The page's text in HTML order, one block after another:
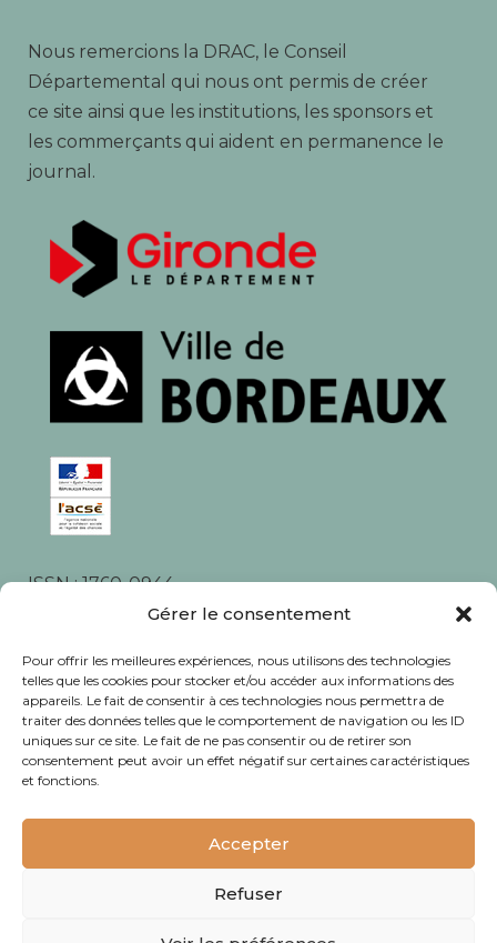
Gérer le consentement
Pour offrir les meilleures expériences, nous utilisons des technologies
telles que les cookies pour stocker et/ou accéder aux informations des
appareils. Le fait de consentir à ces technologies nous permettra de
traiter des données telles que le comportement de navigation ou les ID
uniques sur ce site. Le fait de ne pas consentir ou de retirer son
consentement peut avoir un effet négatif sur certaines caractéristiques
et fonctions.
Accepter
Refuser
Nous remercions la DRAC, le Conseil
Départemental qui nous ont permis de créer
ce site ainsi que les institutions, les sponsors et
les commerçants qui aident en permanence le
journal.
ISSN : 1760-0944
Rédaction, photos et corrections : habitants et
© Journal Bacalan 2024 - Tous droits